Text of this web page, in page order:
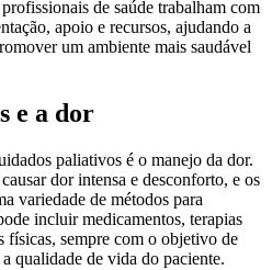
de saúde trabalham com
apoio e recursos, ajudando a
um ambiente mais saudável
e a dor
paliativos é o manejo da dor.
dor intensa e desconforto, e os
variedade de métodos para
incluir medicamentos, terapias
físicas, sempre com o objetivo de
qualidade de vida do paciente.